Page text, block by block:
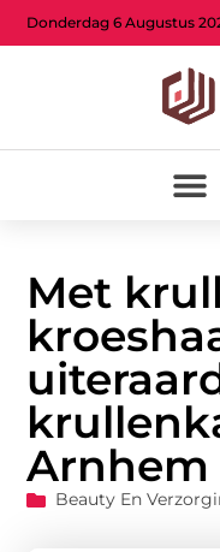
Donderdag 6 Augustus
Met
Arnhem
Beauty En